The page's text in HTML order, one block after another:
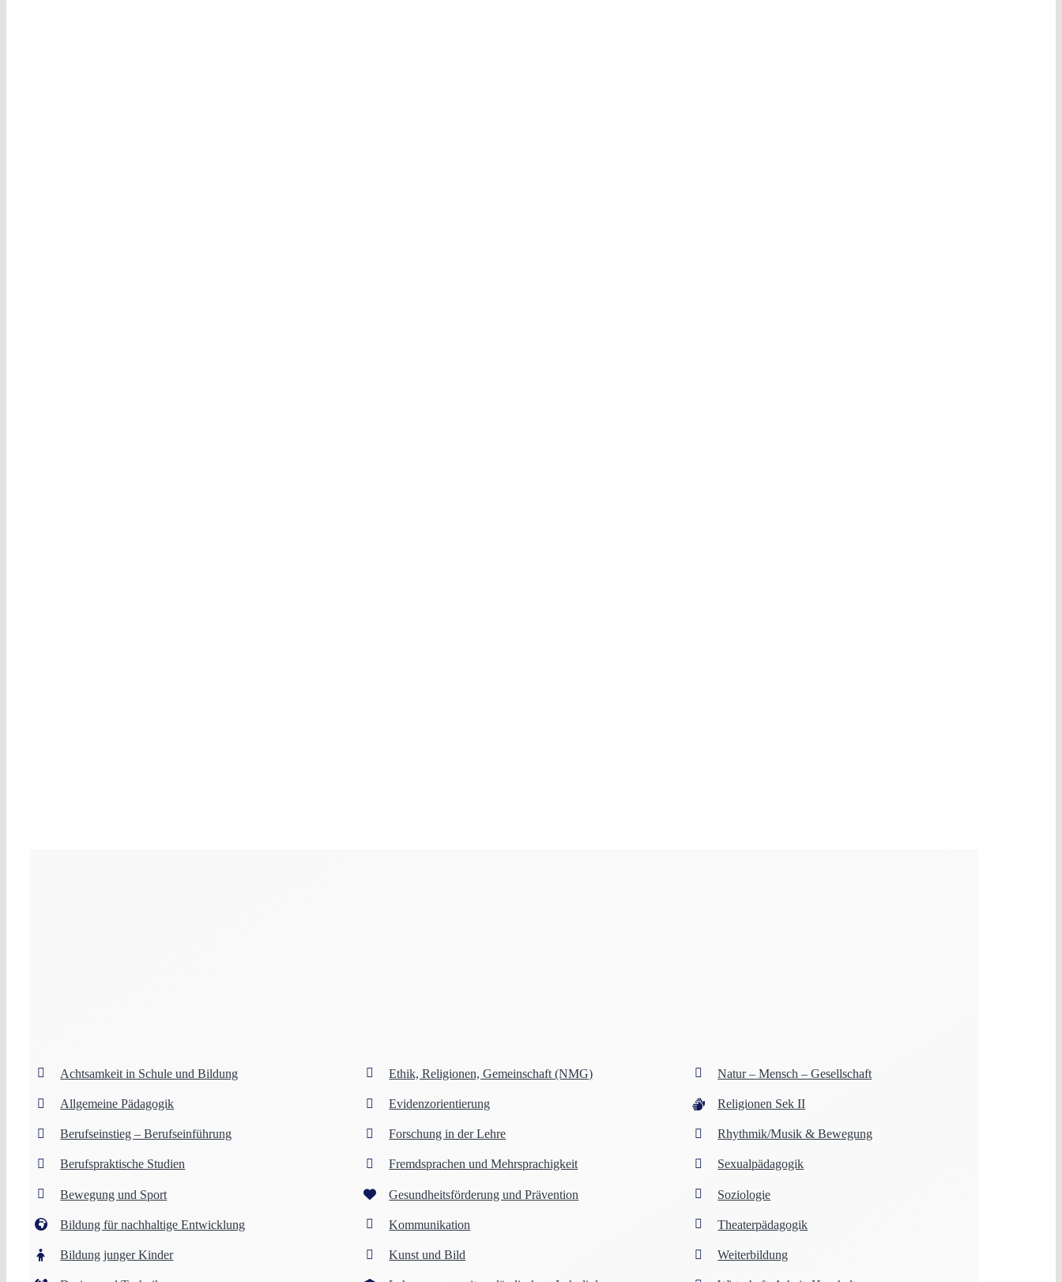
Achtsamkeit in Schule und Bildung
Allgemeine Pädagogik
Berufseinstieg – Berufseinführung
Berufspraktische Studien
Bewegung und Sport
Bildung für nachhaltige Entwicklung
Bildung junger Kinder
Ethik, Religionen, Gemeinschaft (NMG)
Evidenzorientierung
Forschung in der Lehre
Fremdsprachen und Mehrsprachigkeit
Gesundheitsförderung und Prävention
Kommunikation
Kunst und Bild
Natur – Mensch – Gesellschaft
Religionen Sek II
Rhythmik/Musik & Bewegung
Sexualpädagogik
Soziologie
Theaterpädagogik
Weiterbildung